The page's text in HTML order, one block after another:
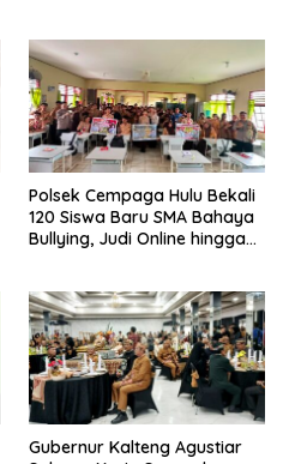
Polsek Cempaga Hulu Bekali
120 Siswa Baru SMA Bahaya
Bullying, Judi Online hingga
Gubernur Kalteng Agustiar